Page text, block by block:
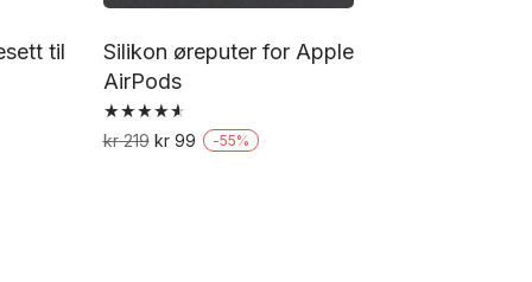
til
Silikon øreputer for Apple
AirPods
Vurdert
4.67
kr219 Opprinnelig
kr99Nåværende
-55%